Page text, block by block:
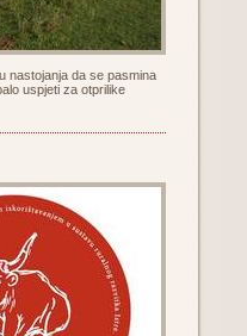
nastojanja da se pasmina
uspjeti za otprilike